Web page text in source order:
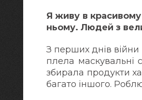
Я живу в
ньому. Людей з
З перших днів
плела маскувальні
збирала продукти
багато іншого.